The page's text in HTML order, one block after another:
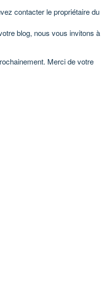
contacter le propriétaire du
blog, nous vous invitons à
Merci de votre